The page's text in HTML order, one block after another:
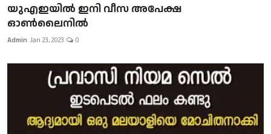
യുഎഇയിൽ ഇനി വീസ അപേക്ഷ
ഓൺലൈനിൽ
Admin Jan 23, 2023 0